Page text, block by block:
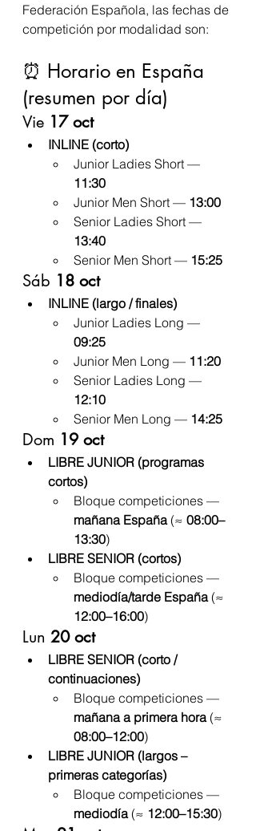
Federación Española, las fechas de
competición por modalidad son:
⏰ Horario en España
(resumen por día)
Vie 17 oct
INLINE (corto)
Junior Ladies Short —
11:30
Junior Men Short — 13:00
Senior Ladies Short —
13:40
Senior Men Short — 15:25
Sáb 18 oct
INLINE (largo / finales)
Junior Ladies Long —
09:25
Junior Men Long — 11:20
Senior Ladies Long —
12:10
Senior Men Long — 14:25
Dom 19 oct
LIBRE JUNIOR (programas
cortos)
Bloque competiciones —
mañana España (≈ 08:00–
13:30)
LIBRE SENIOR (cortos)
Bloque competiciones —
mediodía/tarde España (≈
12:00–16:00)
Lun 20 oct
LIBRE SENIOR (corto /
continuaciones)
Bloque competiciones —
mañana a primera hora (≈
08:00–12:00)
LIBRE JUNIOR (largos –
primeras categorías)
Bloque competiciones —
mediodía (≈ 12:00–15:30)